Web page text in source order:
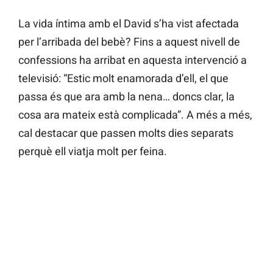
La vida íntima amb el David s’ha vist afectada
per l’arribada del bebè? Fins a aquest nivell de
confessions ha arribat en aquesta intervenció a
televisió: “Estic molt enamorada d’ell, el que
passa és que ara amb la nena… doncs clar, la
cosa ara mateix està complicada”. A més a més,
cal destacar que passen molts dies separats
perquè ell viatja molt per feina.